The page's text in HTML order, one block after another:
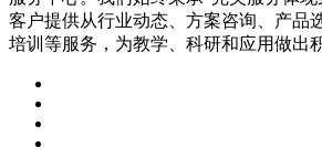
客户提供从行业动态、方案咨询、产品
培训等服务，为教学、科研和应用做出